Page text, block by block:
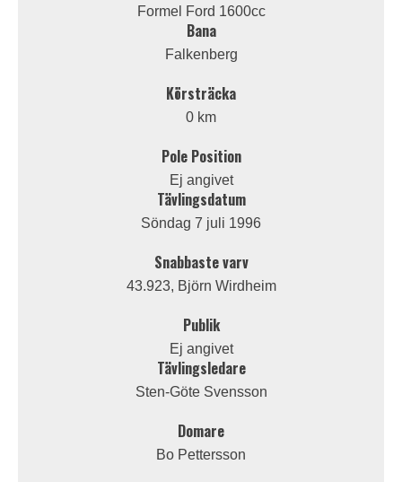
Formel Ford 1600cc
Bana
Falkenberg
Körsträcka
0 km
Pole Position
Ej angivet
Tävlingsdatum
Söndag 7 juli 1996
Snabbaste varv
43.923, Björn Wirdheim
Publik
Ej angivet
Tävlingsledare
Sten-Göte Svensson
Domare
Bo Pettersson